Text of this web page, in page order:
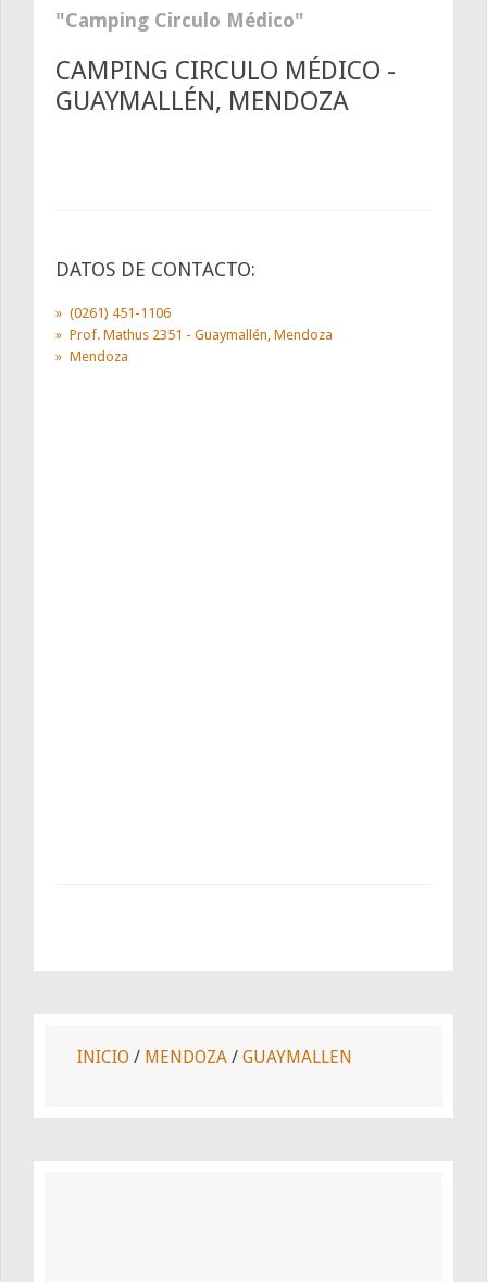
Camping Circulo Médico
CAMPING CIRCULO MÉDICO -
GUAYMALLÉN, MENDOZA
DATOS DE CONTACTO:
(0261) 451-1106
Prof. Mathus 2351 - Guaymallén, Mendoza
Mendoza
INICIO / MENDOZA / GUAYMALLEN